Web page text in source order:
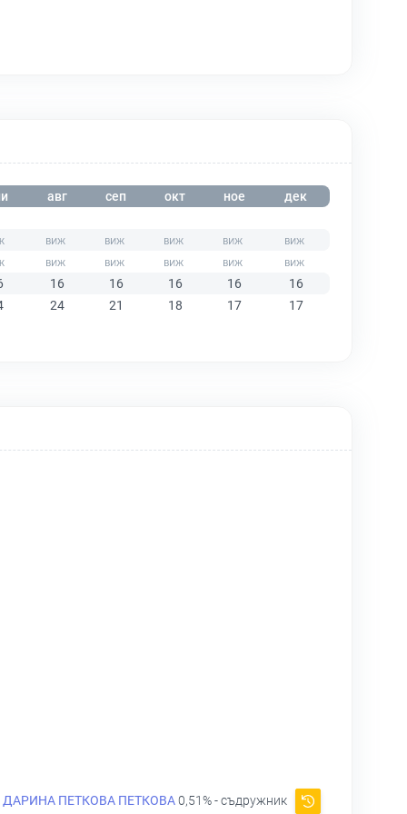
авг сеп окт ное дек
16 16 16 16
16
24 21 18 17 17
ДАРИНА ПЕТКОВА ПЕТКОВА0,51% - съдружник